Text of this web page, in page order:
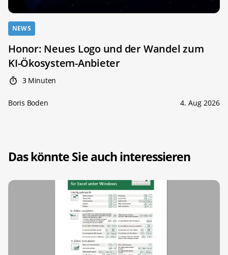
NEWS
Honor: Neues Logo und der Wandel zum
KI-Ökosystem-Anbieter
3 Minuten
Boris Boden 4. Aug 2026
Das könnte Sie auch interessieren